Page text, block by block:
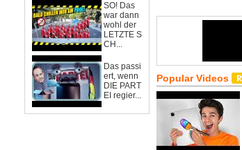
SO! Das
war dann
wohl der
LETZTE S
CH...
Das passi
ert, wenn
DIE PART
EI regier...
Popular Videos